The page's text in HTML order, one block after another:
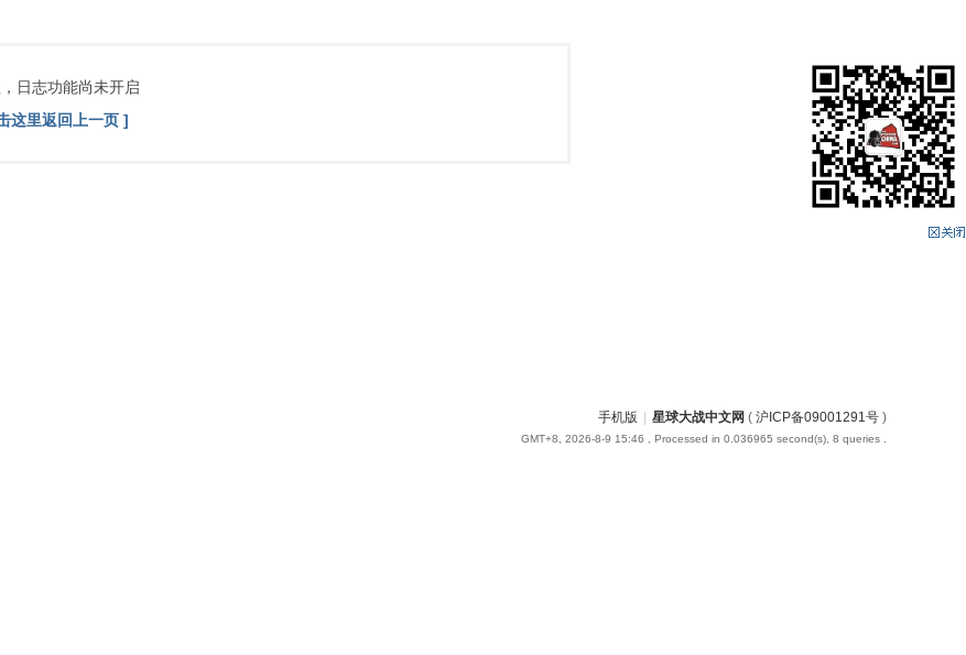
日志功能尚未开启
这里返回上一页 ]
手机版 星球大战中文网 ( 沪ICP备09001291号 )
GMT+8, 2026-8-9 15:46 , Processed in 0.036965 second(s), 8 queries .